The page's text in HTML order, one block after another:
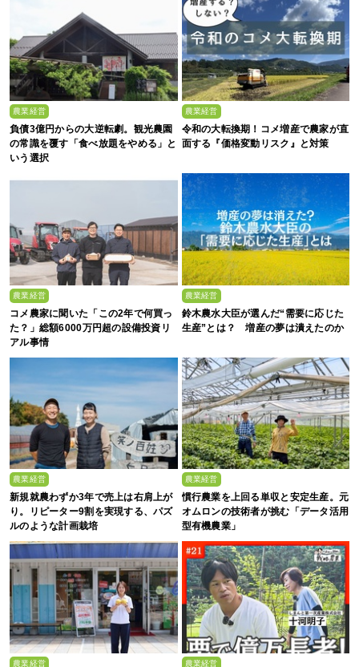
農業経営
負債3億円からの大逆転劇。観光農園
の常識を覆す「食べ放題をやめる」と
いう選択
農業経営
令和の大転換期！コメ増産で農家が直
面する『価格変動リスク』と対策
農業経営
コメ農家に聞いた「この2年で何買っ
た？」総額6000万円超の設備投資リ
アル事情
農業経営
鈴木農水大臣が選んだ“需要に応じた
生産”とは？ 増産の夢は潰えたのか
農業経営
新規就農わずか3年で売上は右肩上が
り。リピーター9割を実現する、パズ
ルのような計画栽培
農業経営
慣行農業を上回る単収と安定生産。元
オムロンの技術者が挑む「データ活用
型有機農業」
農業経営 農業経営